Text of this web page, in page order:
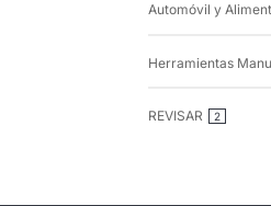
Automóvil y
Herramientas
REVISAR 2